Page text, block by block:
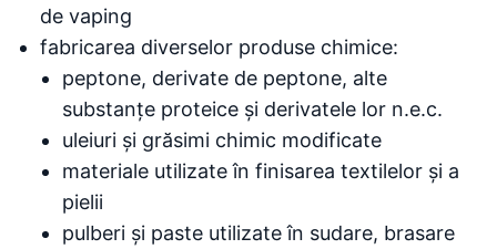
de vaping
fabricarea diverselor produse chimice:
peptone, derivate de peptone, alte
substanțe proteice și derivatele lor n.e.c.
uleiuri și grăsimi chimic modificate
materiale utilizate în finisarea textilelor și a
pielii
pulberi și paste utilizate în sudare, brasare